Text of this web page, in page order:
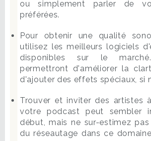
ou simplement parler de
préférées.
Pour obtenir une qualité
utilisez les meilleurs logiciels
disponibles sur le
permettront d'améliorer la
d'ajouter des effets spéciaux, si
Trouver et inviter des artistes
votre podcast peut sembler
début, mais ne sur-estimez
du réseautage dans ce